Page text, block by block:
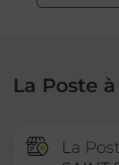
La Poste
La